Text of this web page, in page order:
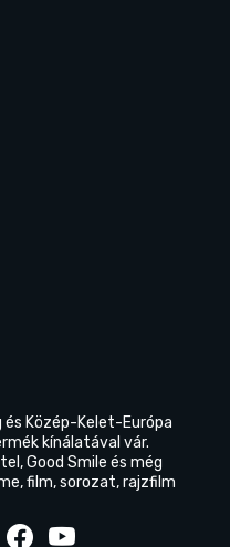
és Közép-Kelet-Európa
kínálatával vár.
Good Smile és még
film, sorozat, rajzfilm